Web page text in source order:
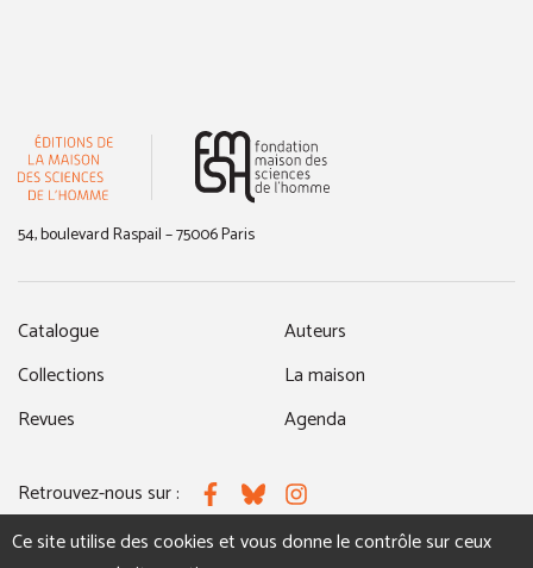
54, boulevard Raspail – 75006 Paris
Catalogue
Collections
Revues
Auteurs
La maison
Agenda
Retrouvez-nous sur : FacebookBlueskyInstagram
Ce site utilise des cookies et vous donne le contrôle sur ceux